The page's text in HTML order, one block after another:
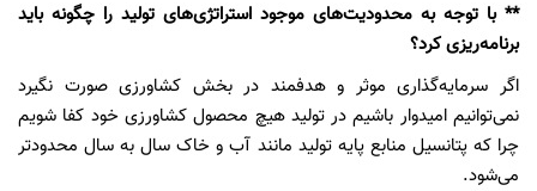
** با توجه به محدودیت‌های موجود استراتژی‌های تولید را چگونه باید
برنامه‌ریزی کرد؟
اگر سرمایه‌گذاری موثر و هدفمند در بخش کشاورزی صورت نگیرد
نمی‌توانیم امیدوار باشیم در تولید هیچ محصول کشاورزی خود کفا شویم
چرا که پتانسیل منابع پایه تولید مانند آب و خاک سال به سال محدودتر
می‌شود.